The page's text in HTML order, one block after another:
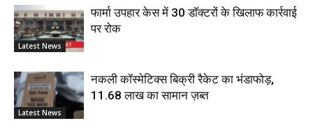
Latest News
फार्मा उपहार केस में 30 डॉक्टरों के खिलाफ कार्रवाई
पर रोक
Latest News
नकली कॉस्मेटिक्स बिक्री रैकेट का भंडाफोड़,
11.68 लाख का सामान ज़ब्त